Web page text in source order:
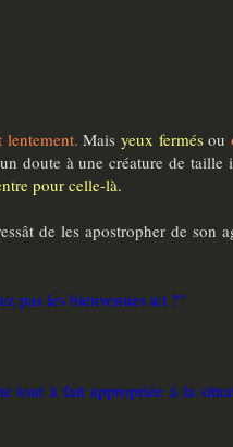
Mais yeux fermésou
doute à une créature de
pour celle-là.
de les apostropher de son
pas les bienvenues ici ?"
tout à fait appropriée à la